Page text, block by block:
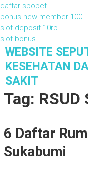
daftar sbobet
bonus new member 100
slot deposit 10rb
slot bonus
WEBSITE
KESEHATAN
SAKIT
Tag:
6 Daftar
Sukabumi